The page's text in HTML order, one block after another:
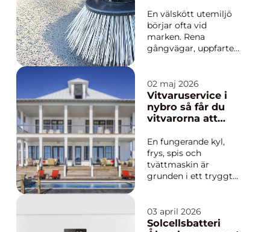
varje föreställning en
...
utemiljöer
En välskött utemiljö
börjar ofta vid
marken. Rena
gångvägar, uppfarter
trevligare att vistas i,
utan minskar också
risken för olyckor och
förlänger livslängden
stenytor. I Tanum
spelar Sopning tan...
02 maj 2026
Vitvaruservice i
nybro så får du
vitvarorna att
En fungerande kyl,
frys, spis och
tvättmaskin är
grunden i ett tryggt
direkt i vardagen. Mat
riskerar att bli
03 april 2026
Solcellsbatteri